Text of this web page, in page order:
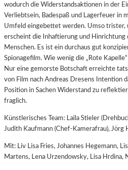
wodurch die Widerstandsaktionen in der
Verliebtsein, Badespaß und Lagerfeuer in
Umfeld eingebettet werden. Umso trister,
erscheint die Inhaftierung und Hinrichtung
Menschen. Es ist ein durchaus gut
Spionagefilm. Wie wenig die „Rote
Nur eine gemorste Botschaft erreichte
von Film nach Andreas Dresens Intention
Position in Sachen Widerstand zu
fraglich.
Künstlerisches Team: Laila Stieler
Judith Kaufmann (Chef-Kamerafrau), Jörg
Mit: Liv Lisa Fries, Johannes Hegemann,
Martens, Lena Urzendowsky, Lisa Hrdina,